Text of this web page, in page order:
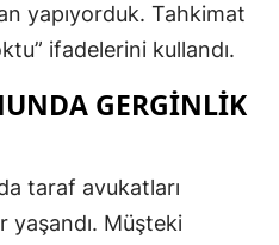
yapıyorduk. Tahkimat
ifadelerini kullandı.
GERGİNLİK
taraf avukatları
yaşandı. Müşteki